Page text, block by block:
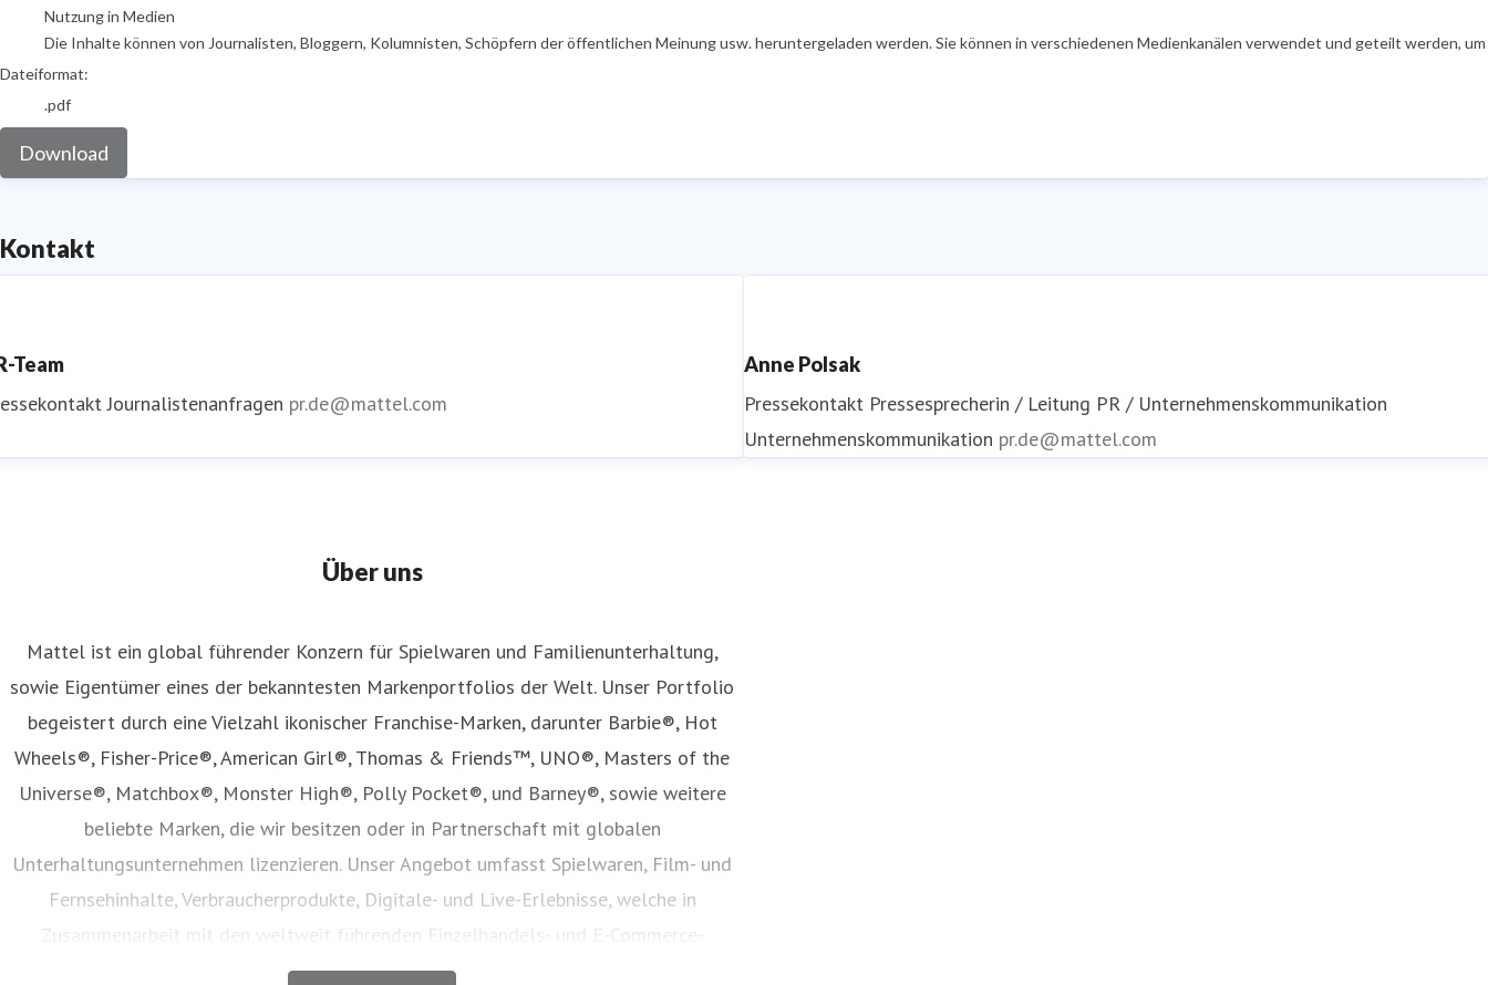
Nutzung in Medien
Die Inhalte können von Journalisten, Bloggern, Kolumnisten, Schöpfern der öffentlichen Meinung usw. heruntergeladen werden. Sie können in verschiedenen Medienkanälen verwendet und geteilt
Dateiformat:
.pdf
Download
Kontakt
Team
Journalistenanfragen pr.de@mattel.com
Anne Polsak
Pressekontakt Pressesprecherin / Leitung PR / Unternehmenskommunikation
Unternehmenskommunikation pr.de@mattel.com
Über uns
Mattel ist ein global führender Konzern für Spielwaren und Familienunterhaltung,
sowie Eigentümer eines der bekanntesten Markenportfolios der Welt. Unser Portfolio
begeistert durch eine Vielzahl ikonischer Franchise-Marken, darunter Barbie®, Hot
Wheels®, Fisher-Price®, American Girl®, Thomas & Friends™, UNO®, Masters of the
Universe®, Matchbox®, Monster High®, Polly Pocket®, und Barney®, sowie weitere
beliebte Marken, die wir besitzen oder in Partnerschaft mit globalen
Unterhaltungsunternehmen lizenzieren. Unser Angebot umfasst Spielwaren, Film- und
Fernsehinhalte, Verbraucherprodukte, Digitale- und Live-Erlebnisse, welche in
Zusammenarbeit mit den weltweit führenden Einzelhandels- und E-Commerce-
Unternehmen vertrieben werden. Seit seiner Gründung im Jahr 1945 inspiriert Mattel